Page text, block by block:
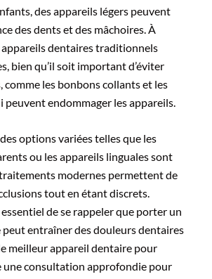
des appareils légers peuvent
des dents et des mâchoires. À
appareils dentaires traditionnels
bien qu’il soit important d’éviter
comme les bonbons collants et les
peuvent endommager les appareils.
options variées telles que les
ou les appareils linguales sont
modernes permettent de
tout en étant discrets.
de se rappeler que porter un
entraîner des douleurs dentaires
meilleur appareil dentaire pour
une consultation approfondie pour